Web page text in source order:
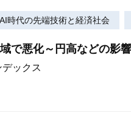
AI時代の先端技術と経済社会
で悪化～円高などの影
ックス